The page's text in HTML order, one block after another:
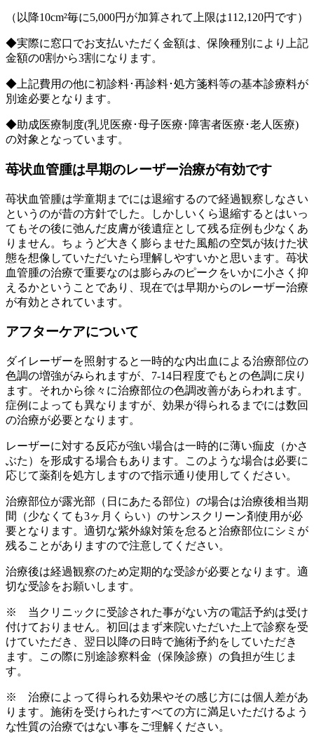
（以降10cm²毎に5,000円が加算されて上限は112,120円です）
◆実際に窓口でお支払いただく金額は、保険種別により上記
金額の0割から3割になります。
◆上記費用の他に初診料･再診料･処方箋料等の基本診療料が
別途必要となります。
◆助成医療制度(乳児医療･母子医療･障害者医療･老人医療)
の対象となっています。
苺状血管腫は早期のレーザー治療が有効です
苺状血管腫は学童期までには退縮するので経過観察しなさい
というのが昔の方針でした。しかしいくら退縮するとはいっ
てもその後に弛んだ皮膚が後遺症として残る症例も少なくあ
りません。ちょうど大きく膨らませた風船の空気が抜けた状
態を想像していただいたら理解しやすいかと思います。苺状
血管腫の治療で重要なのは膨らみのピークをいかに小さく抑
えるかということであり、現在では早期からのレーザー治療
が有効とされています。
アフターケアについて
ダイレーザーを照射すると一時的な内出血による治療部位の
色調の増強がみられますが、7-14日程度でもとの色調に戻り
ます。それから徐々に治療部位の色調改善があらわれます。
症例によっても異なりますが、効果が得られるまでには数回
の治療が必要となります。
レーザーに対する反応が強い場合は一時的に薄い痂皮（かさ
ぶた）を形成する場合もあります。このような場合は必要に
応じて薬剤を処方しますので指示通り使用してください。
治療部位が露光部（日にあたる部位）の場合は治療後相当期
間（少なくても3ヶ月くらい）のサンスクリーン剤使用が必
要となります。適切な紫外線対策を怠ると治療部位にシミが
残ることがありますので注意してください。
治療後は経過観察のため定期的な受診が必要となります。適
切な受診をお願いします。
※ 当クリニックに受診された事がない方の電話予約は受け
付けておりません。初回はまず来院いただいた上で診察を受
けていただき、翌日以降の日時で施術予約をしていただき
ます。この際に別途診察料金（保険診療）の負担が生じま
す。
※ 治療によって得られる効果やその感じ方には個人差があ
ります。施術を受けられたすべての方に満足いただけるよう
な性質の治療ではない事をご理解ください。